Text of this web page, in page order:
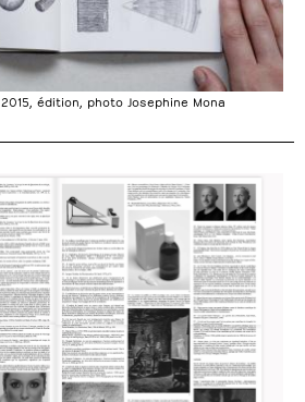
, 2015, édition, photo Josephine Mona